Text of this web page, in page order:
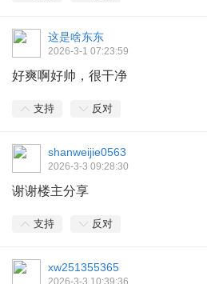
这是啥东东
2026-3-1 07:23:59
好爽啊好帅，很干净
支持 反对
shanweijie0563
2026-3-3 09:28:30
谢谢楼主分享
支持 反对
xw251355365
2026-3-3 10:39:36